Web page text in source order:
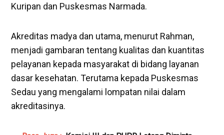
Kuripan dan Puskesmas Narmada.
Akreditas madya dan utama, menurut Rahman,
menjadi gambaran tentang kualitas dan kuantitas
pelayanan kepada masyarakat di bidang layanan
dasar kesehatan. Terutama kepada Puskesmas
Sedau yang mengalami lompatan nilai dalam
akreditasinya.